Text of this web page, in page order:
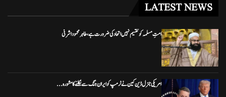
LATEST NEWS
امتِ مسلمہ کو تقسیم نہیں اتحاد کی ضرورت ہے، طاہر محمود اشرفی
امریکی جنرل ڈین کین نے ٹرمپ کو ایران جنگ سے نکلنے کا مشورہ...